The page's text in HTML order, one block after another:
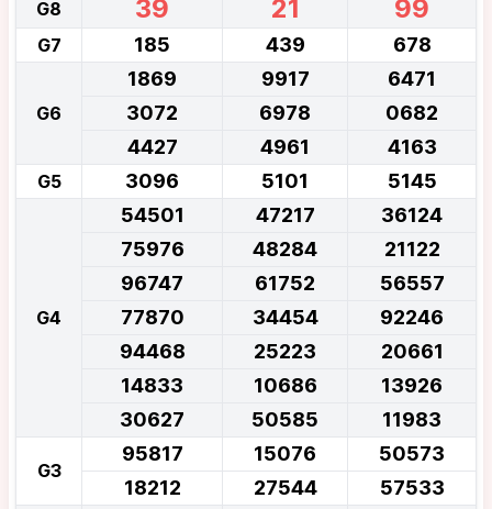
G8 39 21 99
G7 185 439 678
G6
1869 9917
6471
3072
6978
0682
4427
4961 4163
G5 3096 5101 5145
G4
54501 47217
36124
75976
48284
21122
96747
61752
56557
77870
34454
92246
94468
25223
20661
14833
10686
13926
30627
50585 11983
G3
95817 15076
50573
18212
27544 57533